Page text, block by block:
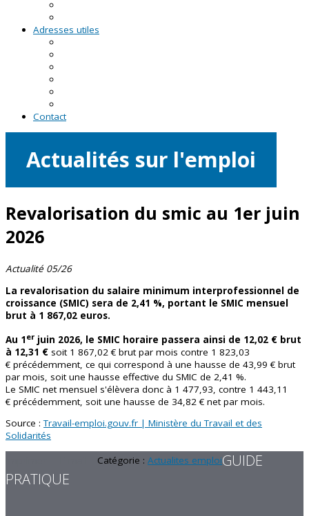
Adresses utiles
Contact
Actualités sur l'emploi
Revalorisation du smic au 1er juin
2026
Actualité 05/26
La revalorisation du salaire minimum interprofessionnel de
croissance (SMIC) sera de 2,41 %, portant le SMIC mensuel
brut à 1 867,02 euros.
Au 1 er juin 2026, le SMIC horaire passera ainsi de 12,02 € brut
à 12,31 € soit 1 867,02 € brut par mois contre 1 823,03
€ précédemment, ce qui correspond à une hausse de 43,99 € brut
par mois, soit une hausse effective du SMIC de 2,41 %.
Le SMIC net mensuel s'élèvera donc à 1 477,93, contre 1 443,11
€ précédemment, soit une hausse de 34,82 € net par mois.
Source :Travail-emploi.gouv.fr | Ministère du Travail et des
Solidarités
Catégorie : Actualites emploiGUIDE
PRATIQUE